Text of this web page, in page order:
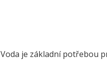
Voda je základní potřebou